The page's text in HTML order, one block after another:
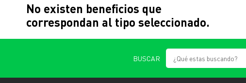
No existen beneficios que
correspondan al tipo seleccionado.
BUSCAR